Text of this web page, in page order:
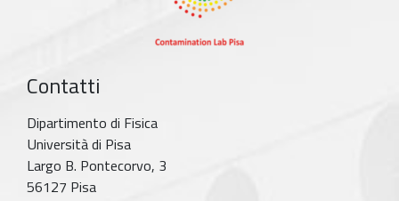
Contatti
Dipartimento di Fisica
Università di Pisa
Largo B. Pontecorvo, 3
56127 Pisa